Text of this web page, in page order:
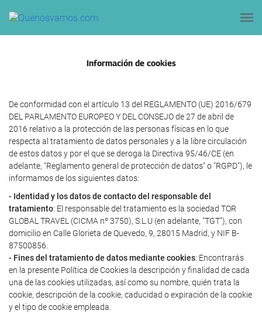
Información de cookies
De conformidad con el artículo 13 del REGLAMENTO (UE) 2016/679
DEL PARLAMENTO EUROPEO Y DEL CONSEJO de 27 de abril de
2016 relativo a la protección de las personas físicas en lo que
respecta al tratamiento de datos personales y a la libre circulación
de estos datos y por el que se deroga la Directiva 95/46/CE (en
adelante, "Reglamento general de protección de datos" o "RGPD"), le
informamos de los siguientes datos:
- Identidad y los datos de contacto del responsable del
tratamiento: El responsable del tratamiento es la sociedad TOR
GLOBAL TRAVEL (CICMA nº 3750), S.L.U (en adelante, "TGT"), con
domicilio en Calle Glorieta de Quevedo, 9, 28015 Madrid, y NIF B-
87500856.
- Fines del tratamiento de datos mediante cookies: Encontrarás
en la presente Política de Cookies la descripción y finalidad de cada
una de las cookies utilizadas, así como su nombre, quién trata la
cookie, descripción de la cookie, caducidad o expiración de la cookie
y el tipo de cookie empleada.